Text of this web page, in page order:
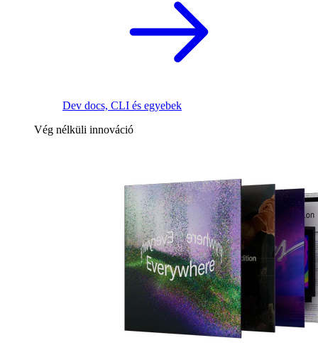
Dev docs, CLI és egyebek
Vég nélküli innováció